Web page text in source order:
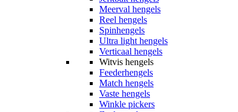
Meerval hengels
Reel hengels
Spinhengels
Ultra light hengels
Verticaal hengels
Witvis hengels
Feederhengels
Match hengels
Vaste hengels
Winkle pickers